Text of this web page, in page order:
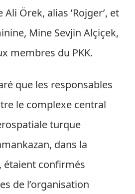
Örek, alias ’Rojger’, et
Mine Sevjin Alçiçek,
membres du PKK.
que les responsables
le complexe central
turque
dans la
étaient confirmés
de l’organisation